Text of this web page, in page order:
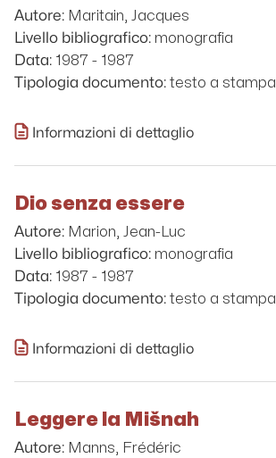
Autore: Maritain, Jacques
Livello bibliografico: monografia
Data: 1987 - 1987
Tipologia documento: testo a stampa
Informazioni di dettaglio
Dio senza essere
Autore: Marion, Jean-Luc
Livello bibliografico: monografia
Data: 1987 - 1987
Tipologia documento: testo a stampa
Informazioni di dettaglio
Leggere la Mišnah
Autore: Manns, Frédéric